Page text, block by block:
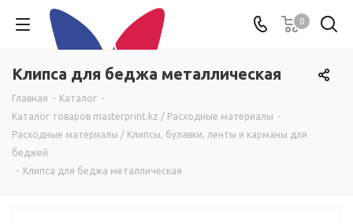
0
Клипса для беджа металлическая
Главная - Каталог -
Каталог товаров masterprint.kz / Расходные материалы -
Расходные материалы / Клипсы, булавки, ленты и карманы для
беджей
- Клипса для беджа металлическая